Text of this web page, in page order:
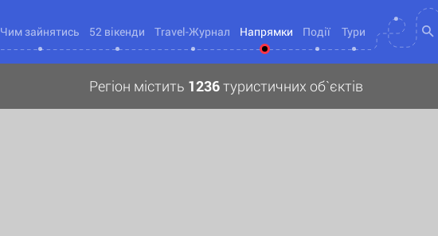
Чим зайнятись 52 вікенди Travel-Журнал Напрямки Події Тури
Регіон містить 1236туристичних об`єктів